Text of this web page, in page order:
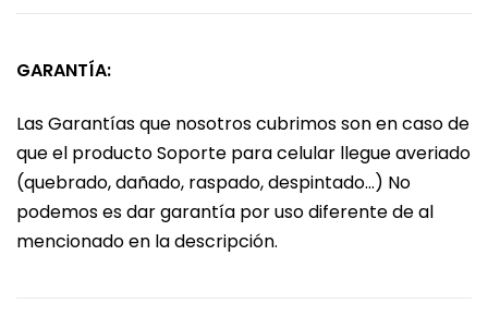
GARANTÍA:
Las Garantías que nosotros cubrimos son en caso de
que el producto Soporte para celular llegue averiado
(quebrado, dañado, raspado, despintado…) No
podemos es dar garantía por uso diferente de al
mencionado en la descripción.